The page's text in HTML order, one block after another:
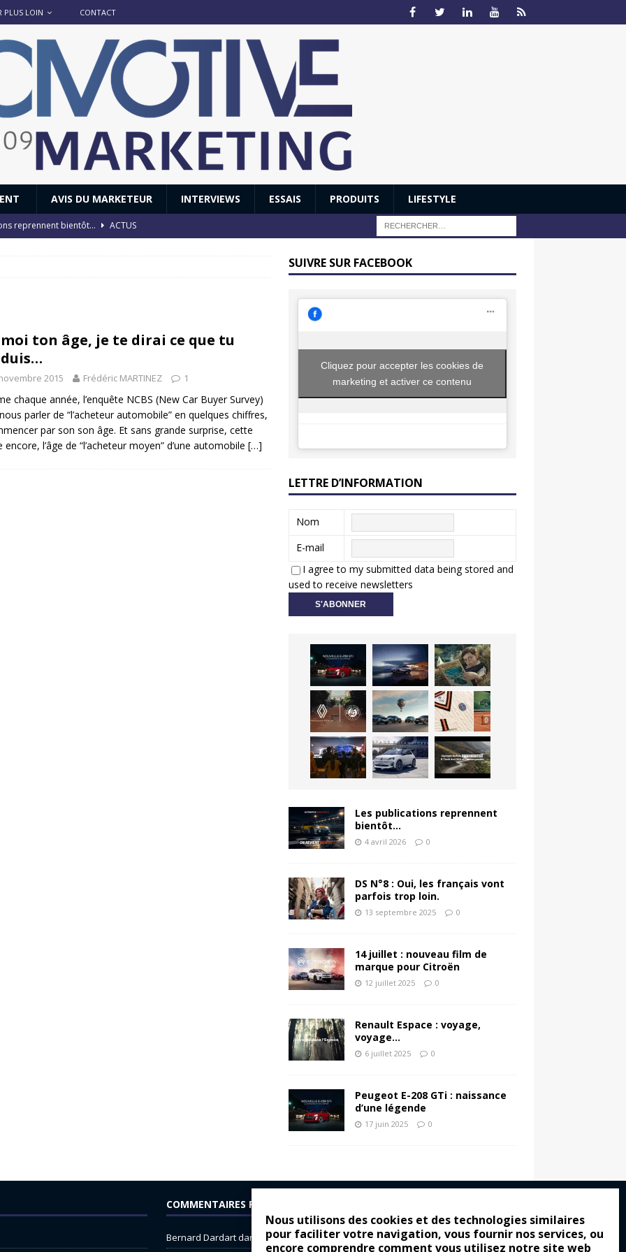
Nous utilisons des cookies et des technologies similaires
pour faciliter votre navigation, vous fournir nos services, ou
encore comprendre comment vous utilisez notre site web
PLUS LOIN CONTACT
AVIS DU MARKETEUR INTERVIEWS ESSAIS PRODUITS LIFESTYLE
reprennent bientôt…
ACTUS
: Honda dévoile un spot publicitaire… confiné! ACTUS
moi ton âge, je te dirai ce que tu
2015 Frédéric MARTINEZ 1
chaque année, l’enquête NCBS (New Car Buyer Survey)
parler de “l’acheteur automobile” en quelques chiffres,
par son son âge. Et sans grande surprise, cette
encore, l’âge de “l’acheteur moyen” d’une automobile […]
SUIVRE SUR FACEBOOK
Cliquez pour accepter les cookies de
marketing et activer ce contenu
LETTRE D’INFORMATION
Nom
E-mail
I agree to my submitted data being stored and
used to receive newsletters
Les publications reprennent
bientôt…
4 avril 2026 0
DS N°8 : Oui, les français vont
parfois trop loin.
13 septembre 2025 0
14 juillet : nouveau film de
marque pour Citroën
12 juillet 2025 0
Renault Espace : voyage,
voyage…
6 juillet 2025 0
Peugeot E-208 GTi : naissance
d’une légende
17 juin 2025 0
COMMENTAIRES RÉCENTS
Bernard Dardartdans Dacia Sandero : pour les gens vrais